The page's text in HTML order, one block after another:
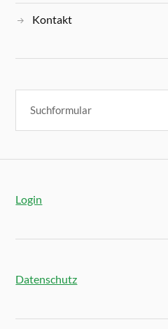
Kontakt
Login
Datenschutz